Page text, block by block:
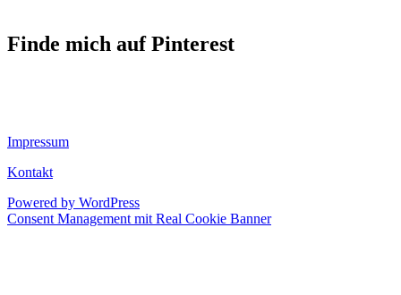
Finde mich auf Pinterest
Impressum
Kontakt
Powered by WordPress
Consent Management mit Real Cookie Banner